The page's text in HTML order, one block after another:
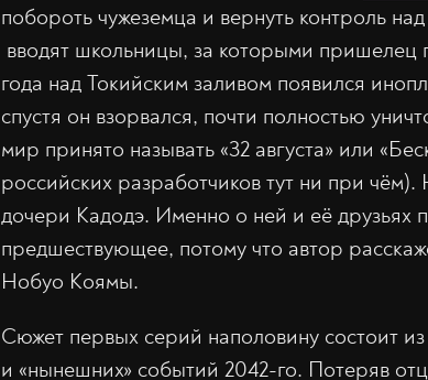
побороть чужеземца и вернуть контроль
вводят школьницы, за которыми пришелец
года над Токийским заливом появился
спустя он взорвался, почти полностью
мир принято называть «32 августа» или
российских разработчиков тут ни при
дочери Кадодэ. Именно о ней и её друзьях
предшествующее, потому что автор
Нобуо Коямы.
Сюжет первых серий наполовину состоит
и «нынешних» событий 2042-го. Потеряв